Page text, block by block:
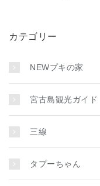
カテゴリー
NEWプキの家
宮古島観光ガイド
三線
タプーちゃん